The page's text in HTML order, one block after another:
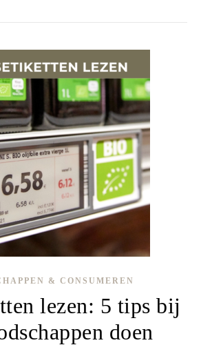
& CONSUMEREN
lezen: 5 tips bij
doen